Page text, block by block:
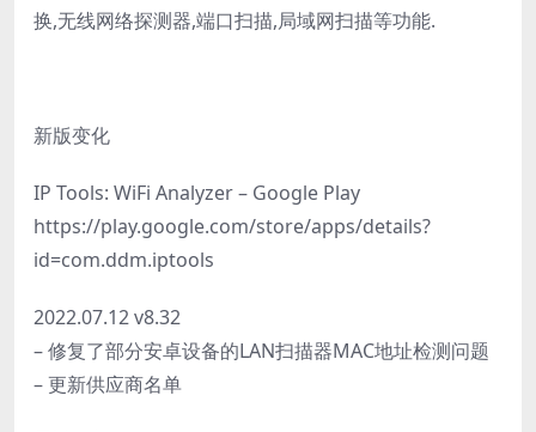
换,无线网络探测器,端口扫描,局域网扫描等功能.
新版变化
IP Tools: WiFi Analyzer – Google Play
https://play.google.com/store/apps/details?
id=com.ddm.iptools
2022.07.12 v8.32
– 修复了部分安卓设备的LAN扫描器MAC地址检测问题
– 更新供应商名单